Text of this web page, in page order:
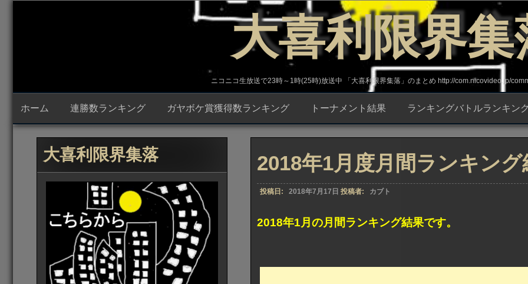
プ
大喜利限界集
ニコニコ生放送で23時～1時(25時)放送中 「大喜利限界集落」のまとめ http://com.nicovideo.jp/
ホーム 連勝数ランキング ガヤボケ賞獲得数ランキング トーナメント結果 ランキングバトルランキン
2018年1月度月間ランキング
投稿日: 2018年7月17日 投稿者: カブト
2018年1月の月間ランキング結果です。
大喜利限界集落